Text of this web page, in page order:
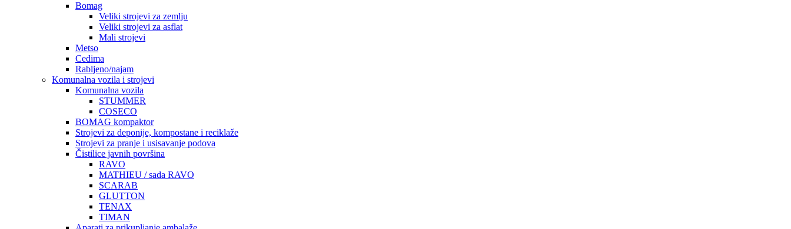
Bomag
Veliki strojevi za zemlju
Veliki strojevi za asflat
Mali strojevi
Metso
Cedima
Rabljeno/najam
Komunalna vozila i strojevi
Komunalna vozila
STUMMER
COSECO
BOMAG kompaktor
Strojevi za deponije, kompostane i reciklaže
Strojevi za pranje i usisavanje podova
Čistilice javnih površina
RAVO
MATHIEU / sada RAVO
SCARAB
GLUTTON
TENAX
TIMAN